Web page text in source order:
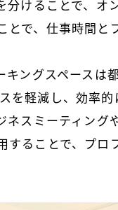
分けることで、オ
とで、仕事時間
キングスペースは
を軽減し、効率的
ネスミーティング
することで、プ